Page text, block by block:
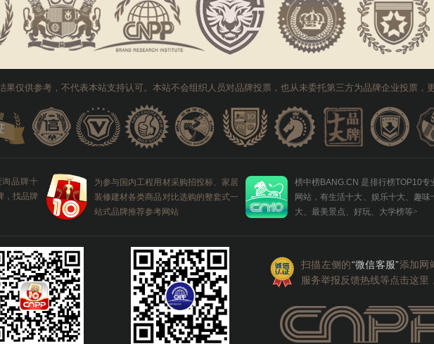
果仅供参考，不代表本站支持认可。本站不会组织人员对品牌投票，也从未委托第三方为品牌企业投票，
品牌十
，找品牌
为参与国内工程用材采购招投标、家居
装修建材各类商品对比选购的整套式一
站式品牌推荐参考网站
榜中榜BANG.CN 是排行榜TOP10专
网站，有生活十大、娱乐十大、趣味
大、最美景点、好玩、大学榜等>
扫描左侧的“微信客服”添加网
服务举报反馈热线等点击这里，